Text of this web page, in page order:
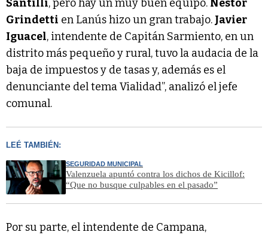
Santilli, pero hay un muy buen equipo. Néstor
Grindetti en Lanús hizo un gran trabajo. Javier
Iguacel, intendente de Capitán Sarmiento, en un
distrito más pequeño y rural, tuvo la audacia de la
baja de impuestos y de tasas y, además es el
denunciante del tema Vialidad”, analizó el jefe
comunal.
LEÉ TAMBIÉN:
SEGURIDAD MUNICIPAL
Valenzuela apuntó contra los dichos de Kicillof:
“Que no busque culpables en el pasado”
Por su parte, el intendente de Campana,